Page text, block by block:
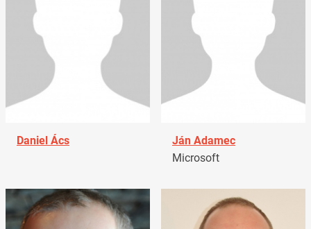
Daniel Ács
Ján Adamec
Microsoft